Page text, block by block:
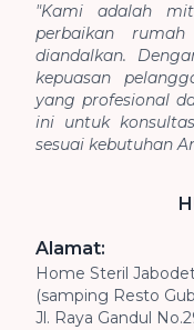
"Kami adalah
perbaikan
diandalkan.
kepuasan
yang profesional
ini untuk
sesuai kebutuhan
Alamat:
Home Steril
(samping Resto
Jl. Raya Gandul